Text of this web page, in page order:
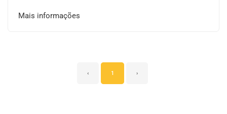
Mais informações
‹ 1 ›